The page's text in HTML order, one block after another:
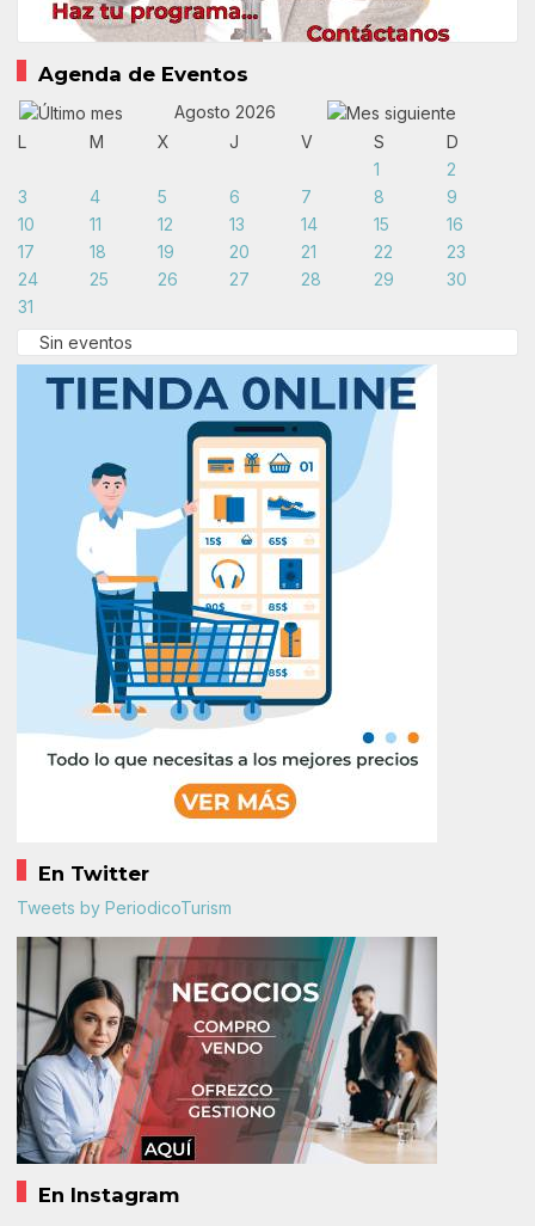
Agenda de Eventos
Agosto 2026
L
M X J V S
D
1
2
3
4 5 6 7 8
9
10
11 12 13 14 15
16
17
18 19 20 21 22
23
24
25 26 27 28 29
30
31
Sin eventos
En Twitter
Tweets by PeriodicoTurism
En Instagram